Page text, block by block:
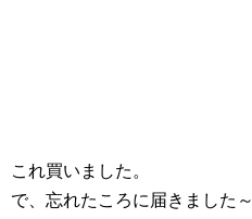
これ買いました。
で、忘れたころに届きました～